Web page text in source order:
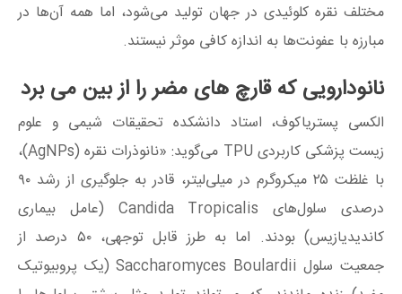
مختلف نقره کلوئیدی در جهان تولید می‌شود، اما همه آن‌ها در
مبارزه با عفونت‌ها به اندازه کافی موثر نیستند.
نانودارویی که قارچ های مضر را از بین می برد
الکسی پستریاکوف، استاد دانشکده تحقیقات شیمی و علوم
زیست پزشکی کاربردی TPU می‌گوید: «نانوذرات نقره (AgNPs)،
با غلظت ۲۵ میکروگرم در میلی‌لیتر، قادر به جلوگیری از رشد ۹۰
درصدی سلول‌های Candida Tropicalis (عامل بیماری
کاندیدیازیس) بودند. اما به طرز قابل توجهی، ۵۰ درصد از
جمعیت سلول Saccharomyces Boulardii (یک پروبیوتیک